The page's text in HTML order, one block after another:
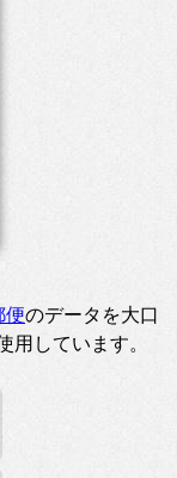
便のデータを大口
しています。